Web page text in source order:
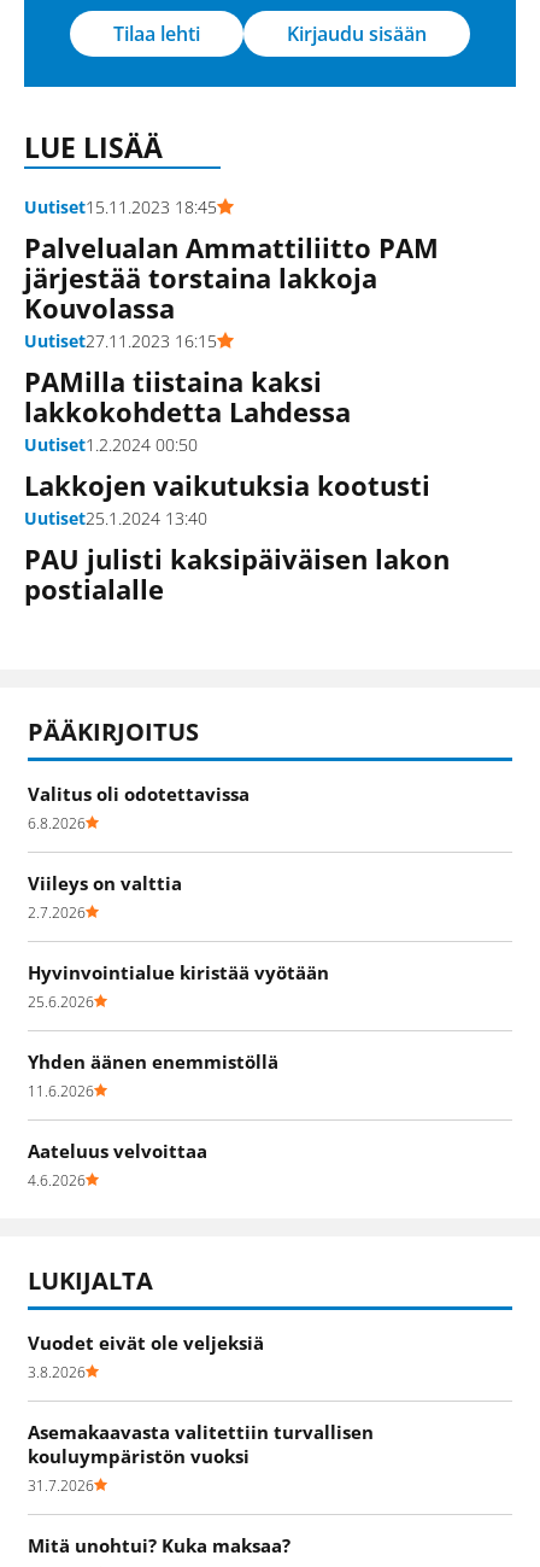
Tilaa lehti Kirjaudu sisään
LUE LISÄÄ
Uutiset15.11.2023 18:45
Palvelualan Ammattiliitto PAM
järjestää torstaina lakkoja
Kouvolassa
Uutiset27.11.2023 16:15
PAMilla tiistaina kaksi
lakkokohdetta Lahdessa
Uutiset1.2.2024 00:50
Lakkojen vaikutuksia kootusti
Uutiset25.1.2024 13:40
PAU julisti kaksipäiväisen lakon
postialalle
PÄÄKIRJOITUS
Valitus oli odotettavissa
6.8.2026
Viileys on valttia
2.7.2026
Hyvinvointialue kiristää vyötään
25.6.2026
Yhden äänen enemmistöllä
11.6.2026
Aateluus velvoittaa
4.6.2026
LUKIJALTA
Vuodet eivät ole veljeksiä
3.8.2026
Asemakaavasta valitettiin turvallisen
kouluympäristön vuoksi
31.7.2026
Mitä unohtui? Kuka maksaa?